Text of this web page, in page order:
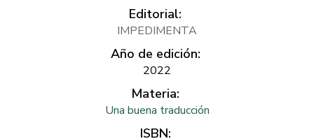
Editorial:
IMPEDIMENTA
Año de edición:
2022
Materia:
Una buena traducción
ISBN: